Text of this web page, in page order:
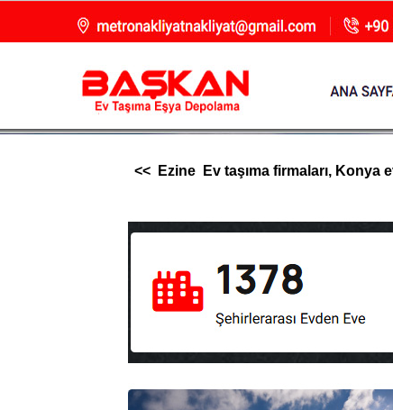
<< Ezine Ev taşıma firmaları, Konya